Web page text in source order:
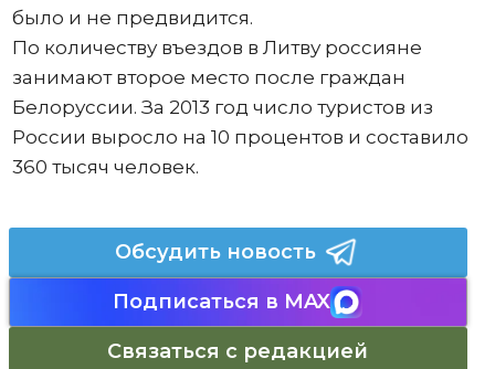
было и не предвидится.
По количеству въездов в Литву россияне
занимают второе место после граждан
Белоруссии. За 2013 год число туристов из
России выросло на 10 процентов и составило
360 тысяч человек.
Обсудить новость
Подписаться в MAX
Связаться с редакцией